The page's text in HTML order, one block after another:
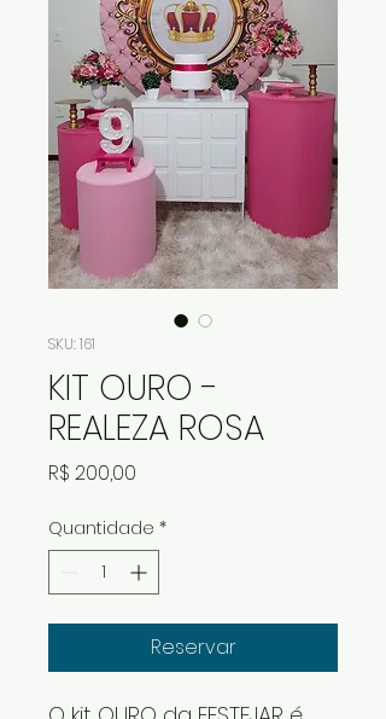
SKU: 161
KIT OURO -
REALEZA ROSA
R$ 200,00
Quantidade *
Reservar